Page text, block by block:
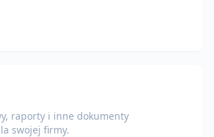
raporty i inne dokumenty
swojej firmy.